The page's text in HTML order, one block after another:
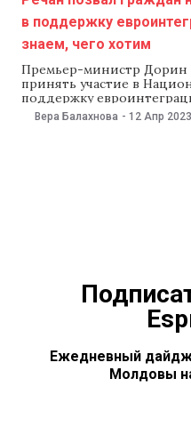
в поддержку
знаем, чего хотим
Премьер-министр Дорин
принять участие в
поддержку
состоится 21 мая в
правительства 12 апреля
Вера Балахнова - 12 Апр 2023
Ежедневный
Молдовы